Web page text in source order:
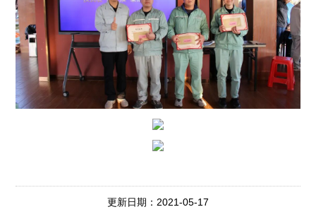
更新日期：2021-05-17